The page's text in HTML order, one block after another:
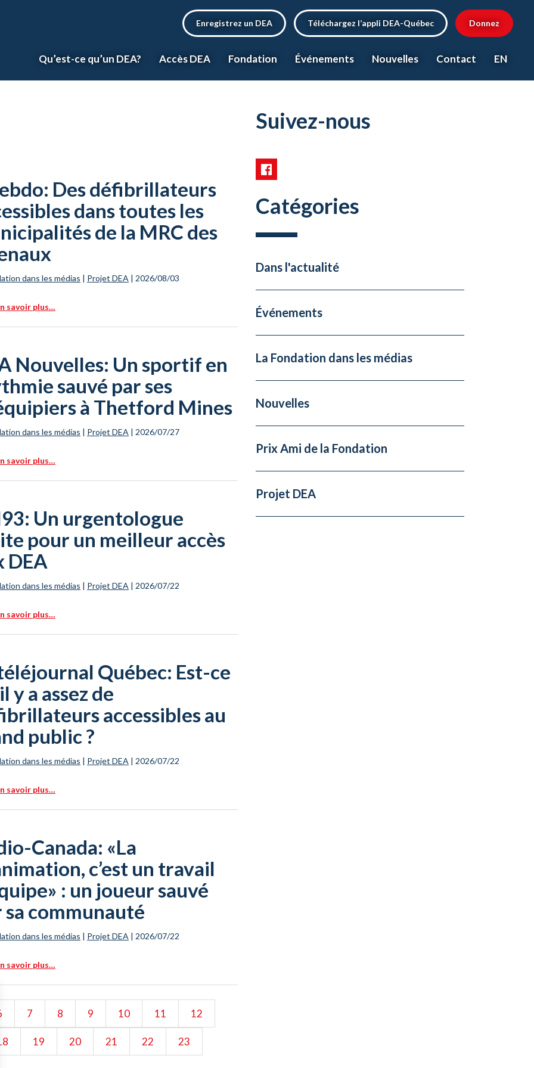
Enregistrez un DEA Téléchargez l’appli DEA-Québec Donnez
Qu’est-ce qu’un DEA? Accès DEA Fondation Événements Nouvelles Contact EN
Des défibrillateurs
dans toutes les
de la MRC des
dans les médias | Projet DEA | 2026/08/03
savoir plus…
Nouvelles: Un sportif en
sauvé par ses
à Thetford Mines
dans les médias | Projet DEA | 2026/07/27
savoir plus…
Un urgentologue
pour un meilleur accès
DEA
dans les médias | Projet DEA | 2026/07/22
savoir plus…
Québec: Est-ce
y a assez de
accessibles au
public ?
dans les médias | Projet DEA | 2026/07/22
savoir plus…
Canada: «La
c’est un travail
: un joueur sauvé
sa communauté
dans les médias | Projet DEA | 2026/07/22
savoir plus…
7 8 9 10 11 12
19 20 21 22 23
Suivez-nous
Catégories
Dans l'actualité
Événements
La Fondation dans les médias
Nouvelles
Prix Ami de la Fondation
Projet DEA